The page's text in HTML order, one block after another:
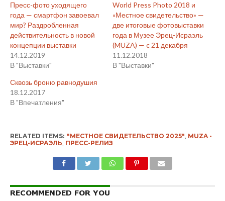
Пресс-фото уходящего
года — смартфон завоевал
мир? Раздробленная
действительность в новой
концепции выставки
14.12.2019
В "Выставки"
World Press Photo 2018 и
«Местное свидетельство» —
две итоговые фотовыставки
года в Музее Эрец-Исраэль
(MUZA) — c 21 декабря
11.12.2018
В "Выставки"
Сквозь броню равнодушия
18.12.2017
В "Впечатления"
RELATED ITEMS: "МЕСТНОЕ СВИДЕТЕЛЬСТВО 2025", MUZA -
ЭРЕЦ-ИСРАЭЛЬ, ПРЕСС-РЕЛИЗ
RECOMMENDED FOR YOU